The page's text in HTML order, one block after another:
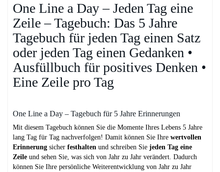
One Line a Day – Jeden Tag eine
Zeile – Tagebuch: Das 5 Jahre
Tagebuch für jeden Tag einen Satz
oder jeden Tag einen Gedanken •
Ausfüllbuch für positives Denken •
Eine Zeile pro Tag
One Line a Day – Tagebuch für 5 Jahre Erinnerungen
Mit diesem Tagebuch können Sie die Momente Ihres Lebens 5 Jahre
lang Tag für Tag nachverfolgen! Damit können Sie Ihre wertvollen
Erinnerung sicher festhalten und schreiben Sie jeden Tag eine
Zeile und sehen Sie, was sich von Jahr zu Jahr verändert. Dadurch
können Sie Ihre persönliche Weiterentwicklung von Jahr zu Jahr